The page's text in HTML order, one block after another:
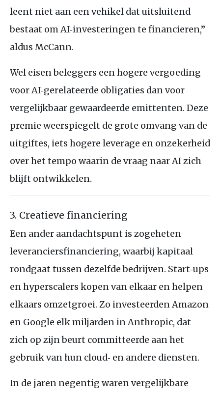
leent niet aan een vehikel dat uitsluitend
bestaat om AI‑investeringen te financieren,”
aldus McCann.
Wel eisen beleggers een hogere vergoeding
voor AI‑gerelateerde obligaties dan voor
vergelijkbaar gewaardeerde emittenten. Deze
premie weerspiegelt de grote omvang van de
uitgiftes, iets hogere leverage en onzekerheid
over het tempo waarin de vraag naar AI zich
blijft ontwikkelen.
3. Creatieve financiering
Een ander aandachtspunt is zogeheten
leveranciersfinanciering, waarbij kapitaal
rondgaat tussen dezelfde bedrijven. Start‑ups
en hyperscalers kopen van elkaar en helpen
elkaars omzetgroei. Zo investeerden Amazon
en Google elk miljarden in Anthropic, dat
zich op zijn beurt committeerde aan het
gebruik van hun cloud‑ en andere diensten.
In de jaren negentig waren vergelijkbare